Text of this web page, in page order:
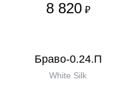
8 820 ₽
Браво-0.24.П
White Silk